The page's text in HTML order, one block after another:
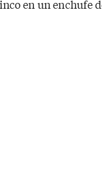
en un enchufe